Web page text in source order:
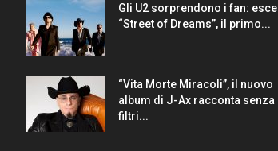
Gli U2 sorprendono i fan: esce
“Street of Dreams”, il primo...
“Vita Morte Miracoli”, il nuovo
album di J-Ax racconta senza
filtri...